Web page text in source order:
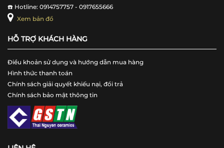
☎️ Hotline: 0914757757 - 0917655666
Xem bản đồ
HỖ TRỢ KHÁCH HÀNG
Điều khoản sử dụng và hướng dẫn mua hàng
Hình thức thanh toán
Chính sách giải quyết khiếu nại, đổi trả
Chính sách bảo mật thông tin